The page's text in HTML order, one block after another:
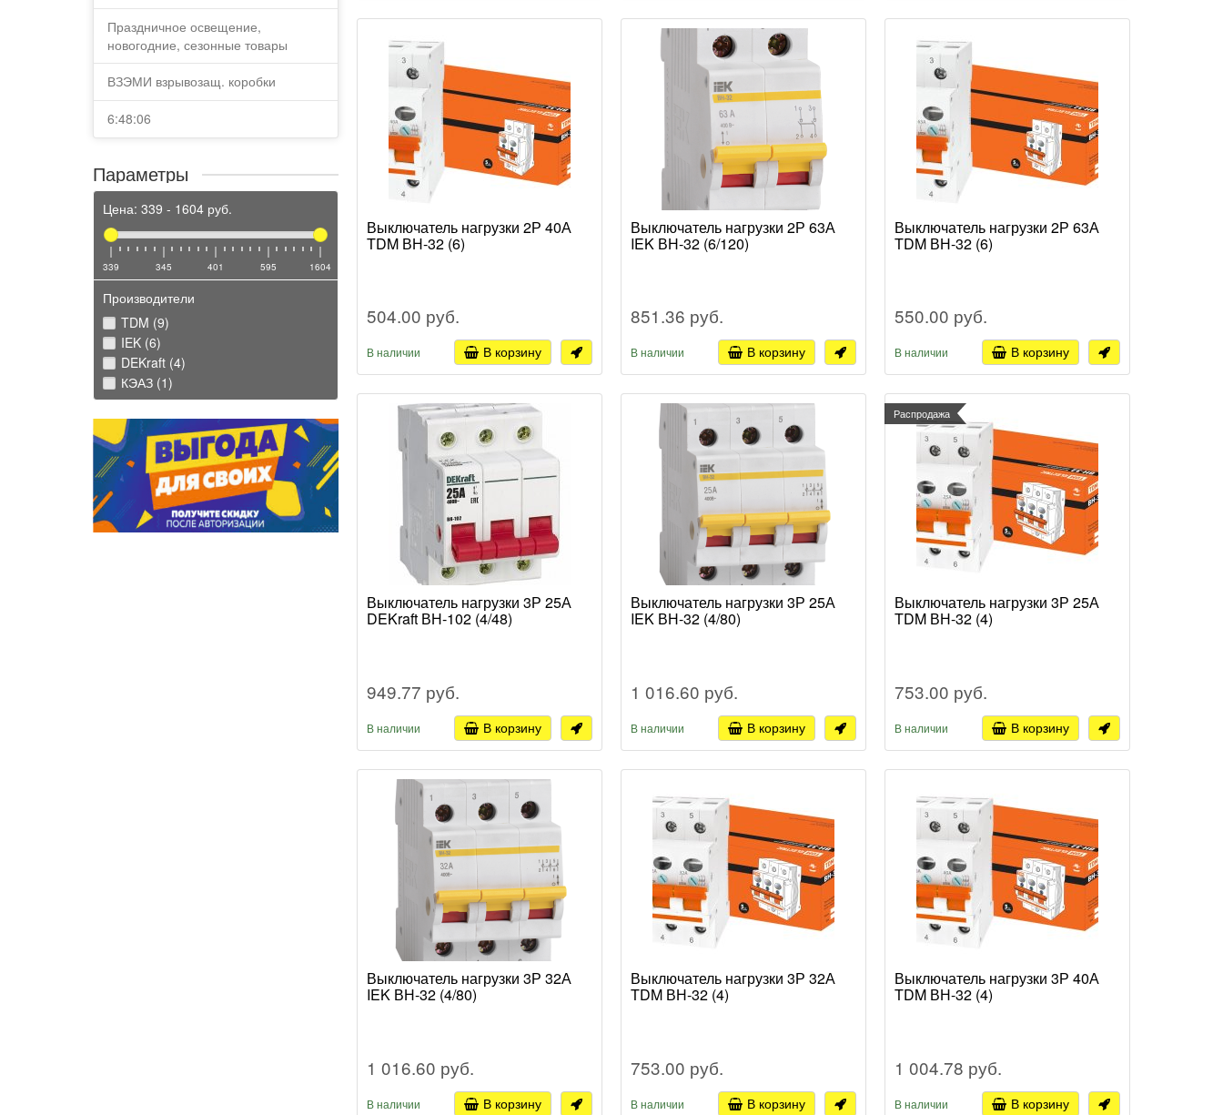
Праздничное освещение,
новогодние, сезонные товары
ВЗЭМИ взрывозащ. коробки
6:48:06
Параметры
Цена: 339 - 1604 руб.
339 345 401 595 1604
Производители
TDM (9)
IEK (6)
DEKraft (4)
КЭАЗ (1)
Выключатель нагрузки 2Р 40А
TDM ВН-32 (6)
504.00 руб.
В наличии В корзину
Выключатель нагрузки 2Р 63А
IEK ВН-32 (6/120)
851.36 руб.
В наличии В корзину
Выключатель нагрузки 2Р 63А
TDM ВН-32 (6)
550.00 руб.
В наличии В корзину
Выключатель нагрузки 3Р 25А
DEKraft ВН-102 (4/48)
949.77 руб.
В наличии В корзину
Выключатель нагрузки 3Р 25А
IEK ВН-32 (4/80)
1 016.60 руб.
В наличии В корзину
Распродажа
Выключатель нагрузки 3Р 25А
TDM ВН-32 (4)
753.00 руб.
В наличии В корзину
Выключатель нагрузки 3Р 32А
IEK ВН-32 (4/80)
1 016.60 руб.
В наличии В корзину
Выключатель нагрузки 3Р 32А
TDM ВН-32 (4)
753.00 руб.
В наличии В корзину
Выключатель нагрузки 3Р 40А
TDM ВН-32 (4)
1 004.78 руб.
В наличии В корзину